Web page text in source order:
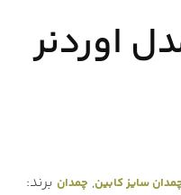
اوردنر
سایز کابین, چمدان برند: